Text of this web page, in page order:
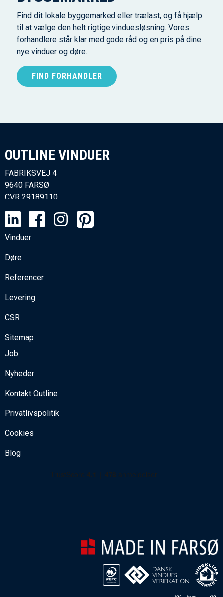
Find dit lokale byggemarked eller trælast, og få hjælp
til at vælge den helt rigtige vinduesløsning. Vores
forhandlere står klar med gode råd og en pris på dine
nye vinduer og døre.
FIND FORHANDLER
OUTLINE VINDUER​
FABRIKSVEJ 4
9640 FARSØ
CVR 29189110
Vinduer
Døre
Referencer
Levering
CSR
Sitemap
Job
Nyheder
Kontakt Outline
Privatlivspolitik
Cookies
Blog